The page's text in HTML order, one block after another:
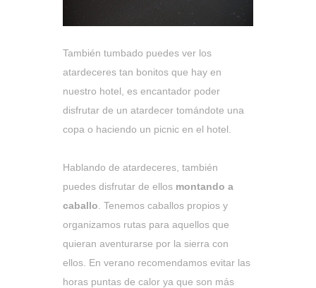
También tumbado puedes ver los
atardeceres tan bonitos que hay en
nuestro hotel, es encantador poder
disfrutar de un atardecer tomándote una
copa o haciendo un picnic en el hotel.
Hablando de atardeceres, también
puedes disfrutar de ellos montando a
caballo. Tenemos caballos propios y
organizamos rutas para aquellos que
quieran aventurarse por la sierra con
ellos. En verano recomendamos evitar las
horas puntas de calor ya que son más